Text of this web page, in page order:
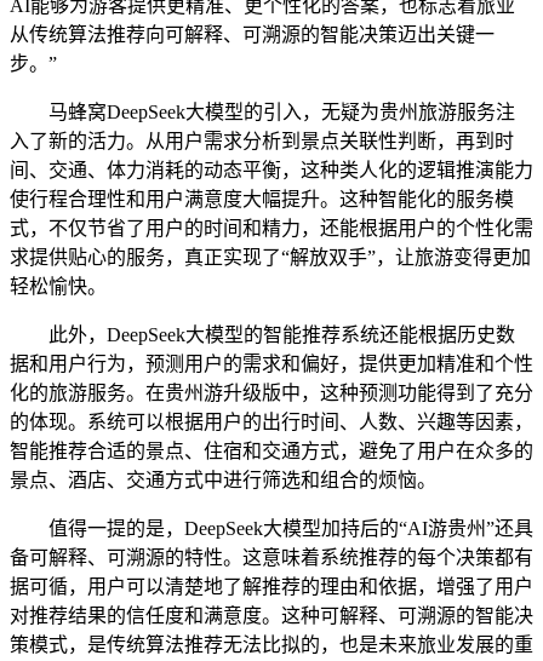
AI能够为游客提供更精准、更个性化的答案，也标志着旅业
从传统算法推荐向可解释、可溯源的智能决策迈出关键一
步。”
马蜂窝DeepSeek大模型的引入，无疑为贵州旅游服务注
入了新的活力。从用户需求分析到景点关联性判断，再到时
间、交通、体力消耗的动态平衡，这种类人化的逻辑推演能力
使行程合理性和用户满意度大幅提升。这种智能化的服务模
式，不仅节省了用户的时间和精力，还能根据用户的个性化需
求提供贴心的服务，真正实现了“解放双手”，让旅游变得更加
轻松愉快。
此外，DeepSeek大模型的智能推荐系统还能根据历史数
据和用户行为，预测用户的需求和偏好，提供更加精准和个性
化的旅游服务。在贵州游升级版中，这种预测功能得到了充分
的体现。系统可以根据用户的出行时间、人数、兴趣等因素，
智能推荐合适的景点、住宿和交通方式，避免了用户在众多的
景点、酒店、交通方式中进行筛选和组合的烦恼。
值得一提的是，DeepSeek大模型加持后的“AI游贵州”还具
备可解释、可溯源的特性。这意味着系统推荐的每个决策都有
据可循，用户可以清楚地了解推荐的理由和依据，增强了用户
对推荐结果的信任度和满意度。这种可解释、可溯源的智能决
策模式，是传统算法推荐无法比拟的，也是未来旅业发展的重